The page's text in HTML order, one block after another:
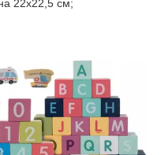
22х22,5 см;